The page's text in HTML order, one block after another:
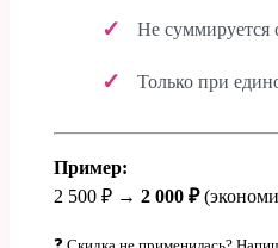
Не суммируется
Только при
Пример:
2 500 ₽ → 2 000 ₽